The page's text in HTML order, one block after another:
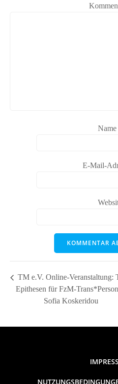
Name
E-Mail-
TM e.V. Online-Veranstaltung:
Epithesen für FzM-
Sofia Koskeridou